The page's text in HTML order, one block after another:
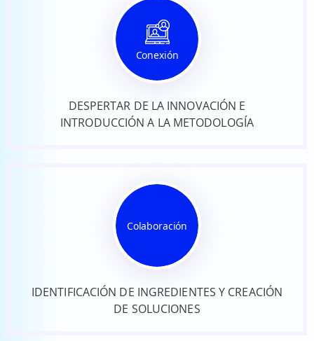
Conexión
DESPERTAR DE LA INNOVACIÓN E
INTRODUCCIÓN A LA METODOLOGÍA
Colaboración
IDENTIFICACIÓN DE INGREDIENTES Y CREACIÓN
DE SOLUCIONES